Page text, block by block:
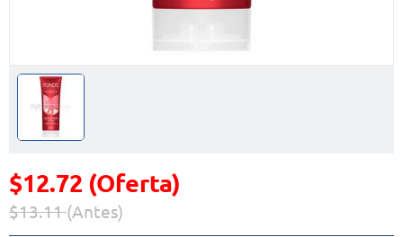
$12.72 (Oferta)
Precio reducido de
$13.11(Antes)